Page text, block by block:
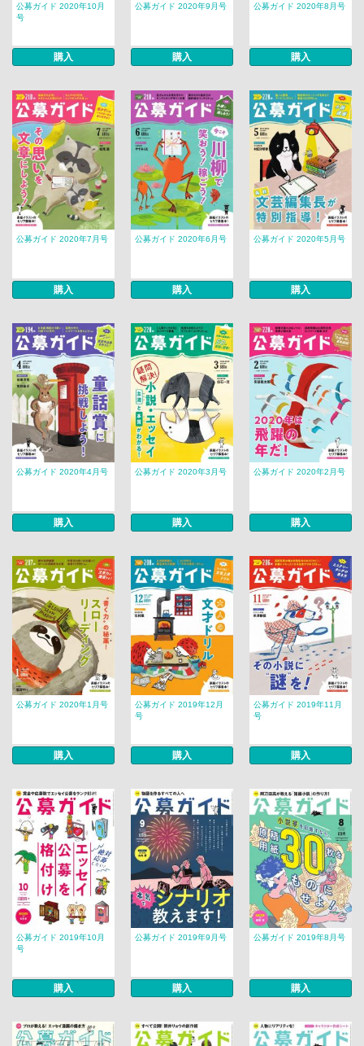
公募ガイド 2020年10月
号
購入
公募ガイド 2020年9月号
購入
公募ガイド 2020年8月号
購入
公募ガイド 2020年7月号
購入
公募ガイド 2020年6月号
購入
公募ガイド 2020年5月号
購入
公募ガイド 2020年4月号
購入
公募ガイド 2020年3月号
購入
公募ガイド 2020年2月号
購入
公募ガイド 2020年1月号
購入
公募ガイド 2019年12月
号
購入
公募ガイド 2019年11月
号
購入
公募ガイド 2019年10月
号
購入
公募ガイド 2019年9月号
購入
公募ガイド 2019年8月号
購入